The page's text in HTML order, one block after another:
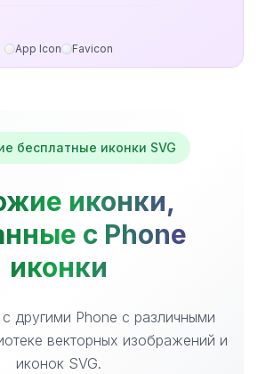
App Icon Favicon
бесплатные иконки SVG
иконки,
с Phone
иконки
другими Phone с различными
векторных изображений и
иконок SVG.